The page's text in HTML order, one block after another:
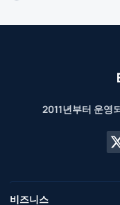
2011년부터 운영
비즈니스